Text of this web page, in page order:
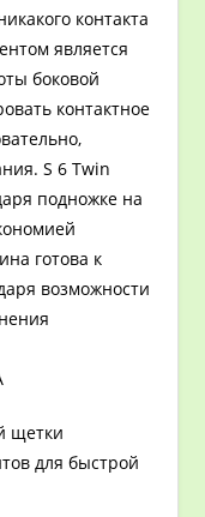
контакта
является
боковой
контактное
S 6 Twin
подножке на
готова к
возможности
щетки
для быстрой